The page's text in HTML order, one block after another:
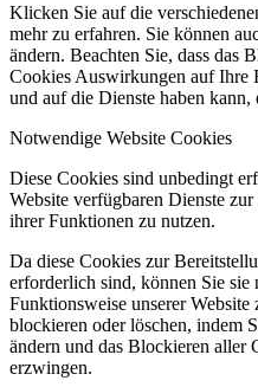
Klicken Sie auf die
mehr zu erfahren. Sie können
ändern. Beachten Sie, dass das
Cookies Auswirkungen auf Ihre
und auf die Dienste haben
Notwendige Website Cookies
Diese Cookies sind unbedingt
Website verfügbaren Dienste
ihrer Funktionen zu nutzen.
Da diese Cookies zur
erforderlich sind, können Sie sie
Funktionsweise unserer
blockieren oder löschen, indem
ändern und das Blockieren aller
erzwingen.